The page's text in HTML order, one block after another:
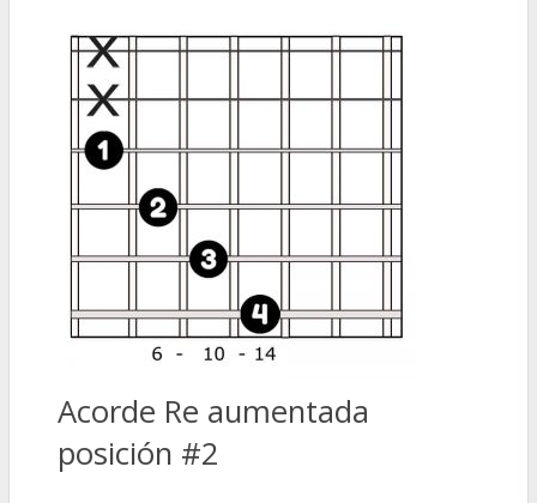
Acorde Re aumentada
posición #2